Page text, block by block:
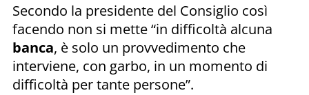
Secondo la presidente del Consiglio così
facendo non si mette “in difficoltà alcuna
banca, è solo un provvedimento che
interviene, con garbo, in un momento di
difficoltà per tante persone”.